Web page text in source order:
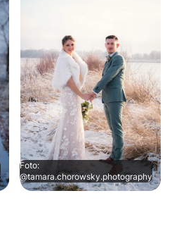
Foto:
@tamara.chorowsky.photography